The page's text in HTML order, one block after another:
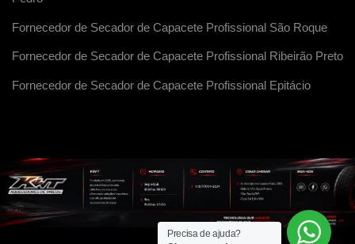
Fornecedor de Secador de Capacete Profissional São Roque
Fornecedor de Secador de Capacete Profissional Ribeirão Preto
Fornecedor de Secador de Capacete Profissional Epitácio
Precisa de ajuda?